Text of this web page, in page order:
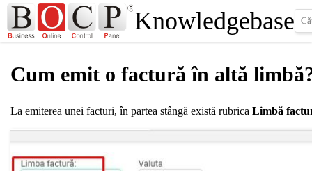
Knowledgebase
Cum emit o factură în altă
La emiterea unei facturi, în partea stângă există rubrica Limbă